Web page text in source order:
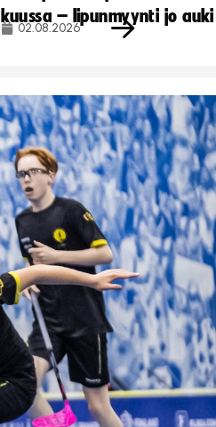
kuussa – lipunmyynti jo auki
02.08.2026